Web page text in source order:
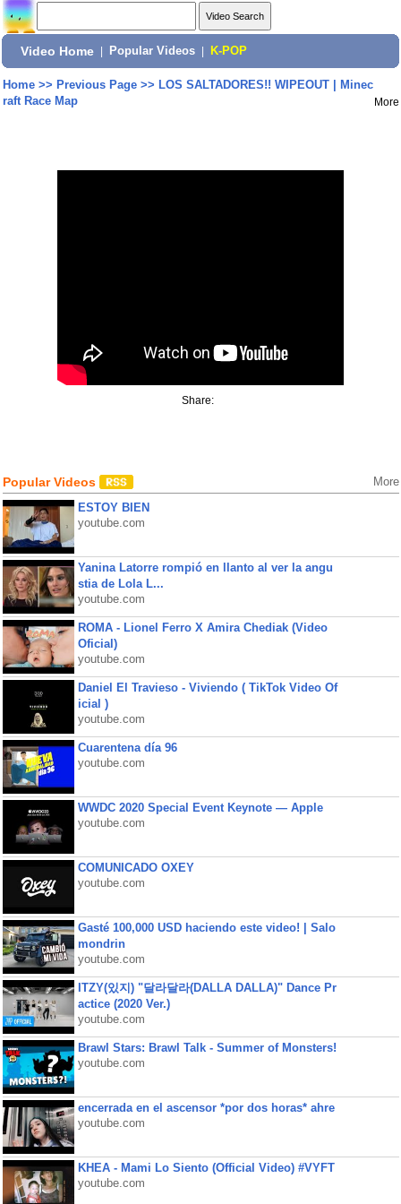
Video Home Popular Videos K-POP
Home>> Previous Page>> LOS SALTADORES!! WIPEOUT | Minec
raft Race Map
More
Share:
Popular Videos More
ESTOY BIEN
youtube.com
Yanina Latorre rompió en llanto al ver la angu
stia de Lola L...
youtube.com
ROMA - Lionel Ferro X Amira Chediak (Video
Oficial)
youtube.com
Daniel El Travieso - Viviendo ( TikTok Video Of
icial )
youtube.com
Cuarentena día 96
youtube.com
WWDC 2020 Special Event Keynote — Apple
youtube.com
COMUNICADO OXEY
youtube.com
Gasté 100,000 USD haciendo este video! | Salo
mondrin
youtube.com
ITZY(있지) "달라달라(DALLA DALLA)" Dance Pr
actice (2020 Ver.)
youtube.com
Brawl Stars: Brawl Talk - Summer of Monsters!
youtube.com
encerrada en el ascensor *por dos horas* ahre
youtube.com
KHEA - Mami Lo Siento (Official Video) #VYFT
youtube.com